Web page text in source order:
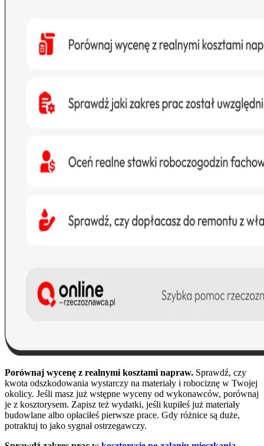
Porównaj wycenę z realnymi kosztami napraw. Sprawdź, czy
kwota odszkodowania wystarczy na materiały i robociznę w Twojej
okolicy. Jeśli masz już wstępne wyceny od wykonawców, porównaj
je z kosztorysem. Zapisz też wydatki, jeśli kupiłeś już materiały
budowlane albo opłaciłeś pierwsze prace. Gdy różnice są duże,
potraktuj to jako sygnał ostrzegawczy.